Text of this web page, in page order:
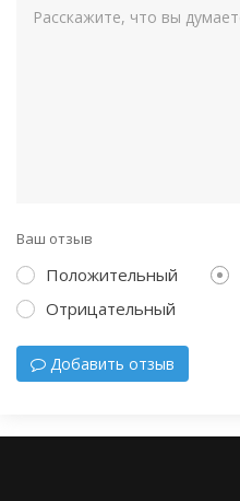
Ваш отзыв
Положительный
Отрицательный
Добавить отзыв